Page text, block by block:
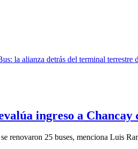
ingreso a Chancay
renovaron 25 buses, menciona Luis